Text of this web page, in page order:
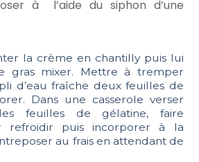
à l’aide du siphon d’une
la crème en chantilly puis lui
gras mixer. Mettre à tremper
d’eau fraîche deux feuilles de
Dans une casserole verser
feuilles de gélatine, faire
refroidir puis incorporer à la
au frais en attendant de